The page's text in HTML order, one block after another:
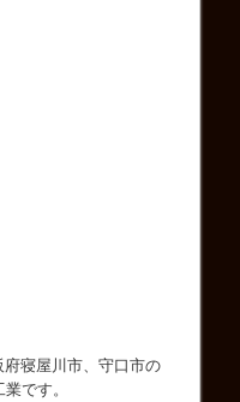
府寝屋川市、守口市の
です。